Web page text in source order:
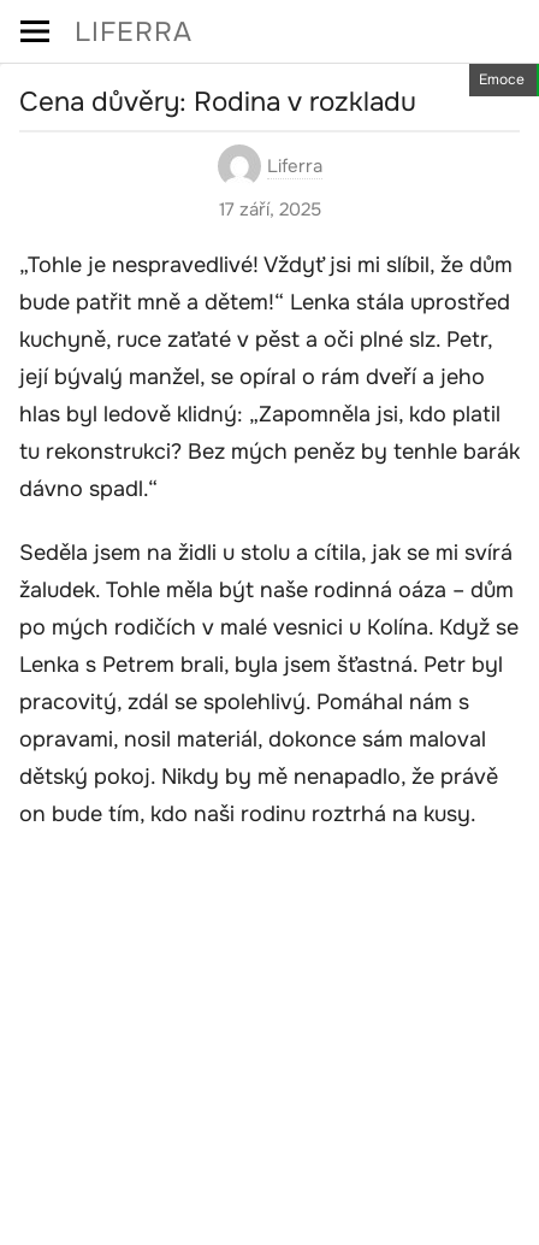
Skip
LIFERRA
Emoce
Cena důvěry: Rodina v rozkladu
Liferra
17 září, 2025
„Tohle je nespravedlivé! Vždyť jsi mi slíbil, že dům
bude patřit mně a dětem!“ Lenka stála uprostřed
kuchyně, ruce zaťaté v pěst a oči plné slz. Petr,
její bývalý manžel, se opíral o rám dveří a jeho
hlas byl ledově klidný: „Zapomněla jsi, kdo platil
tu rekonstrukci? Bez mých peněz by tenhle barák
dávno spadl.“
Seděla jsem na židli u stolu a cítila, jak se mi svírá
žaludek. Tohle měla být naše rodinná oáza – dům
po mých rodičích v malé vesnici u Kolína. Když se
Lenka s Petrem brali, byla jsem šťastná. Petr byl
pracovitý, zdál se spolehlivý. Pomáhal nám s
opravami, nosil materiál, dokonce sám maloval
dětský pokoj. Nikdy by mě nenapadlo, že právě
on bude tím, kdo naši rodinu roztrhá na kusy.